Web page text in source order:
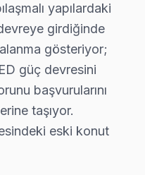
2024), Android
Protokolü
menüsü: TV açıkken
U8K Mini LED
yapılardaki
girdiğinde
gösteriyor;
güç devresini
başvurularını
taşıyor.
eski konut